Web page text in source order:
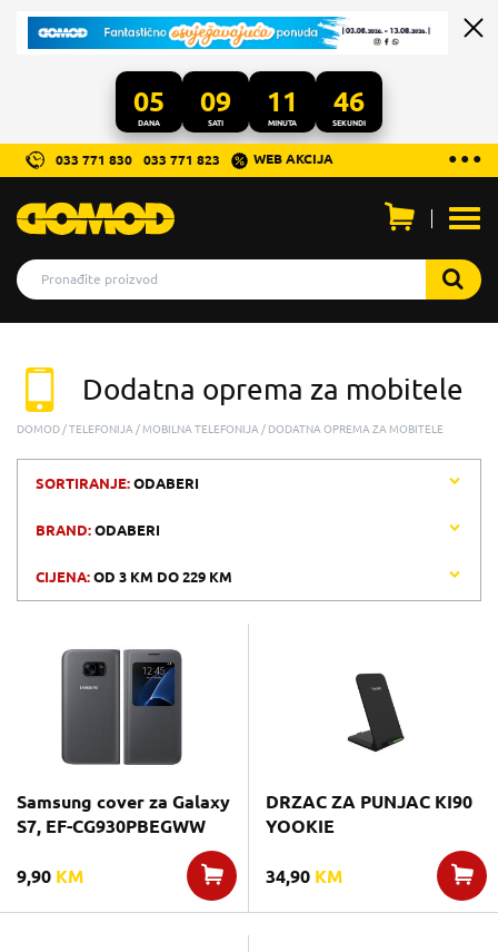
05
DANA
09
SATI
11
MINUTA
46
SEKUNDI
...
● ● ●
033 771 830 033 771 823 WEB AKCIJA
Dodatna oprema za mobitele
DOMOD TELEFONIJA MOBILNA TELEFONIJA DODATNA OPREMA ZA MOBITELE
SORTIRANJE:ODABERI
BRAND:ODABERI
CIJENA:OD 3 KM DO229 KM
Samsung cover za Galaxy
S7, EF-CG930PBEGWW
9,90 KM
DRZAC ZA PUNJAC KI90
YOOKIE
34,90 KM